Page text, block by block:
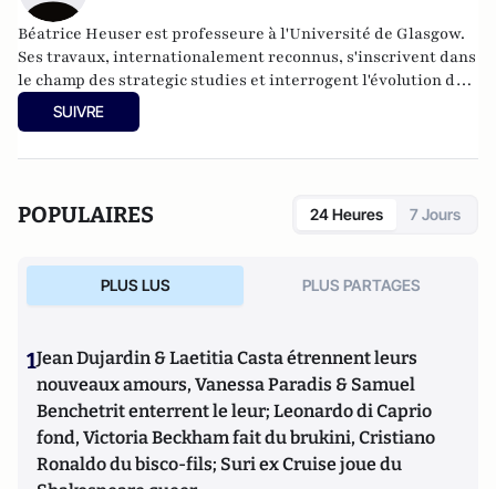
Béatrice Heuser est professeure à l'Université de Glasgow.
Ses travaux, internationalement reconnus, s'inscrivent dans
le champ des strategic studies et interrogent l'évolution de
la guerre. Ils portent plus particulièrement sur la stratégie
nucléaire, la théorie stratégique, la culture stratégique, les
Penser la stratégie de l'Antiquité à nos jours (Picard, 2013)
SUIVRE
POPULAIRES 24 Heures 7 Jours
PLUS LUS PLUS PARTAGES
1Jean Dujardin & Laetitia Casta étrennent leurs
nouveaux amours, Vanessa Paradis & Samuel
Benchetrit enterrent le leur; Leonardo di Caprio
fond, Victoria Beckham fait du brukini, Cristiano
Ronaldo du bisco-fils; Suri ex Cruise joue du